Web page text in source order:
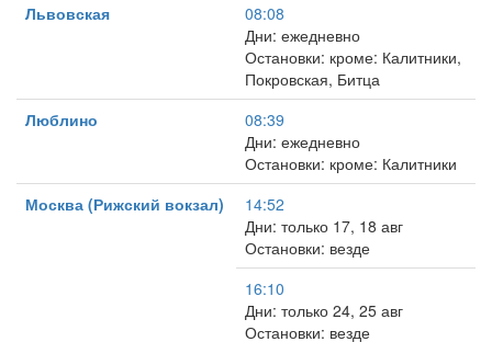
Львовская
08:08
Дни: ежедневно
Остановки: кроме: Калитники,
Покровская, Битца
Люблино
08:39
Дни: ежедневно
Остановки: кроме: Калитники
Москва (Рижский вокзал)
14:52
Дни: только 17, 18 авг
Остановки: везде
16:10
Дни: только 24, 25 авг
Остановки: везде